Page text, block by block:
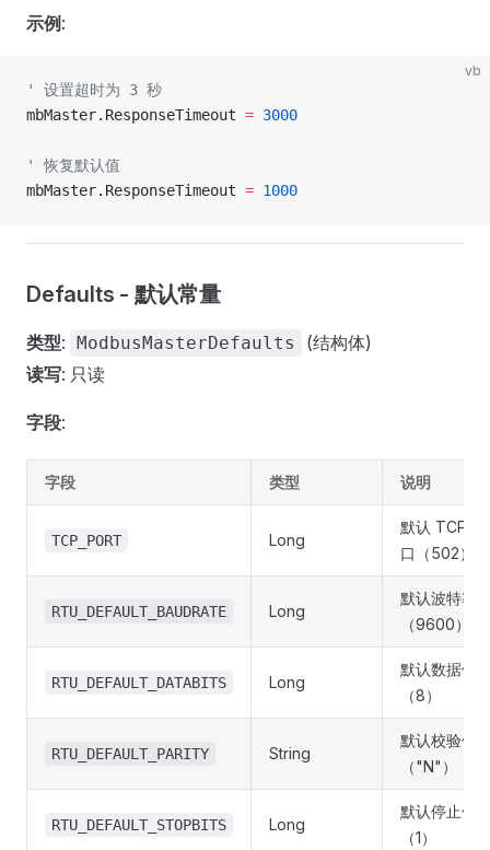
示例 :
vb
' 设置超时为 3 秒
mbMaster.ResponseTimeout = 3000
' 恢复默认值
mbMaster.ResponseTimeout = 1000
Defaults - 默认常量
类型: ModbusMasterDefaults
(结构体)
读写: 只读
字段:
字段 类型 说明
TCP_PORT Long
默认 TCP 端
口（502）
RTU_DEFAULT_BAUDRATE Long
默认波特率
（9600）
RTU_DEFAULT_DATABITS Long
默认数据位
（8）
RTU_DEFAULT_PARITY String
默认校验位
（"N"）
RTU_DEFAULT_STOPBITS Long
默认停止位
（1）